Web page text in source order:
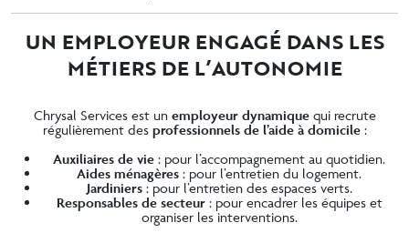
UN EMPLOYEUR ENGAGÉ DANS LES
MÉTIERS DE L’AUTONOMIE
Chrysal Services est un employeur dynamiquequi recrute
régulièrement des professionnels de l’aide à domicile:
Auxiliaires de vie : pour l’accompagnement au quotidien.
Aides ménagères : pour l’entretien du logement.
Jardiniers: pour l’entretien des espaces verts.
Responsables de secteur: pour encadrer les équipes et
organiser les interventions.